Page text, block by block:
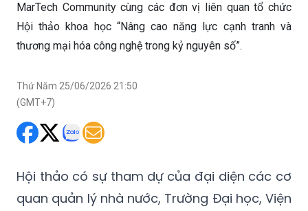
MarTech Community cùng các đơn vị liên quan tổ chức
Hội thảo khoa học “Nâng cao năng lực cạnh tranh và
thương mại hóa công nghệ trong kỷ nguyên số”.
Thứ Năm 25/06/2026 21:50
(GMT+7)
Hội thảo có sự tham dự của đại diện các cơ
quan quản lý nhà nước, Trường Đại học, Viện